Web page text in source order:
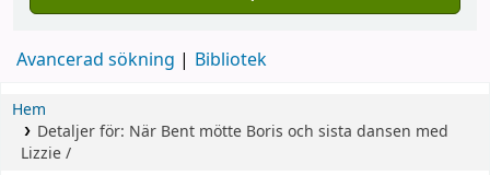
Avancerad sökning Bibliotek
Hem
Detaljer för: När Bent mötte Boris och sista dansen med
Lizzie /